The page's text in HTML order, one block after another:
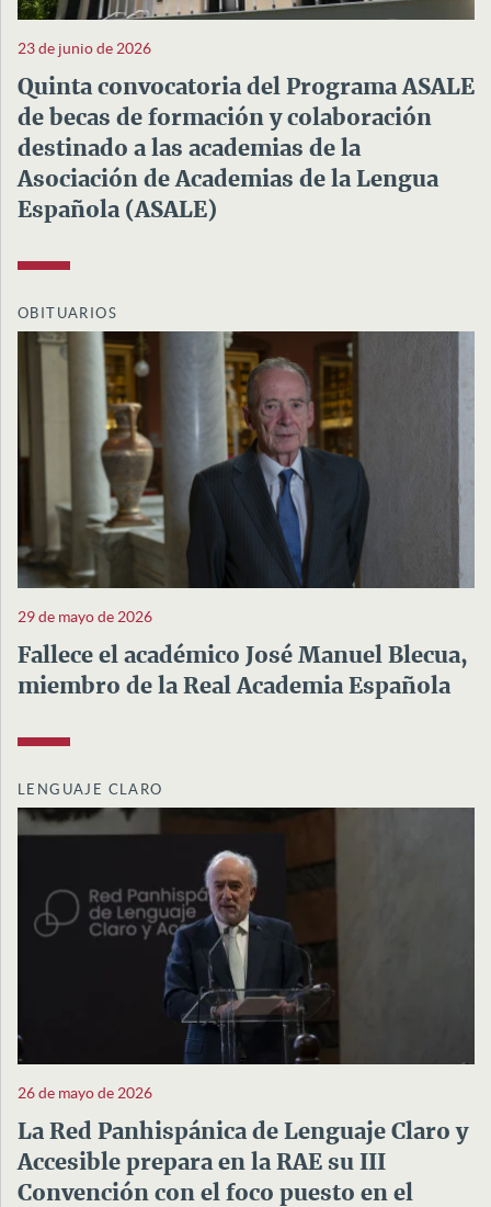
23 de junio de 2026
Quinta convocatoria del Programa ASALE
de becas de formación y colaboración
destinado a las academias de la
Asociación de Academias de la Lengua
Española (ASALE)
OBITUARIOS
29 de mayo de 2026
Fallece el académico José Manuel Blecua,
miembro de la Real Academia Española
LENGUAJE CLARO
26 de mayo de 2026
La Red Panhispánica de Lenguaje Claro y
Accesible prepara en la RAE su III
Convención con el foco puesto en el